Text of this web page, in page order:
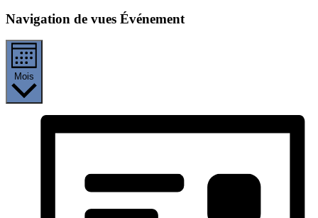
Navigation de vues Événement
Mois